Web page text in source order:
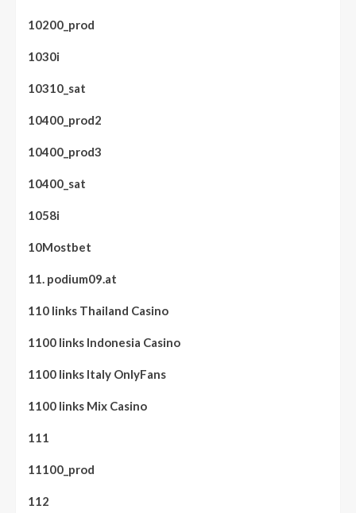
10200_prod
1030i
10310_sat
10400_prod2
10400_prod3
10400_sat
1058i
10Mostbet
11. podium09.at
110 links Thailand Casino
1100 links Indonesia Casino
1100 links Italy OnlyFans
1100 links Mix Casino
111
11100_prod
112